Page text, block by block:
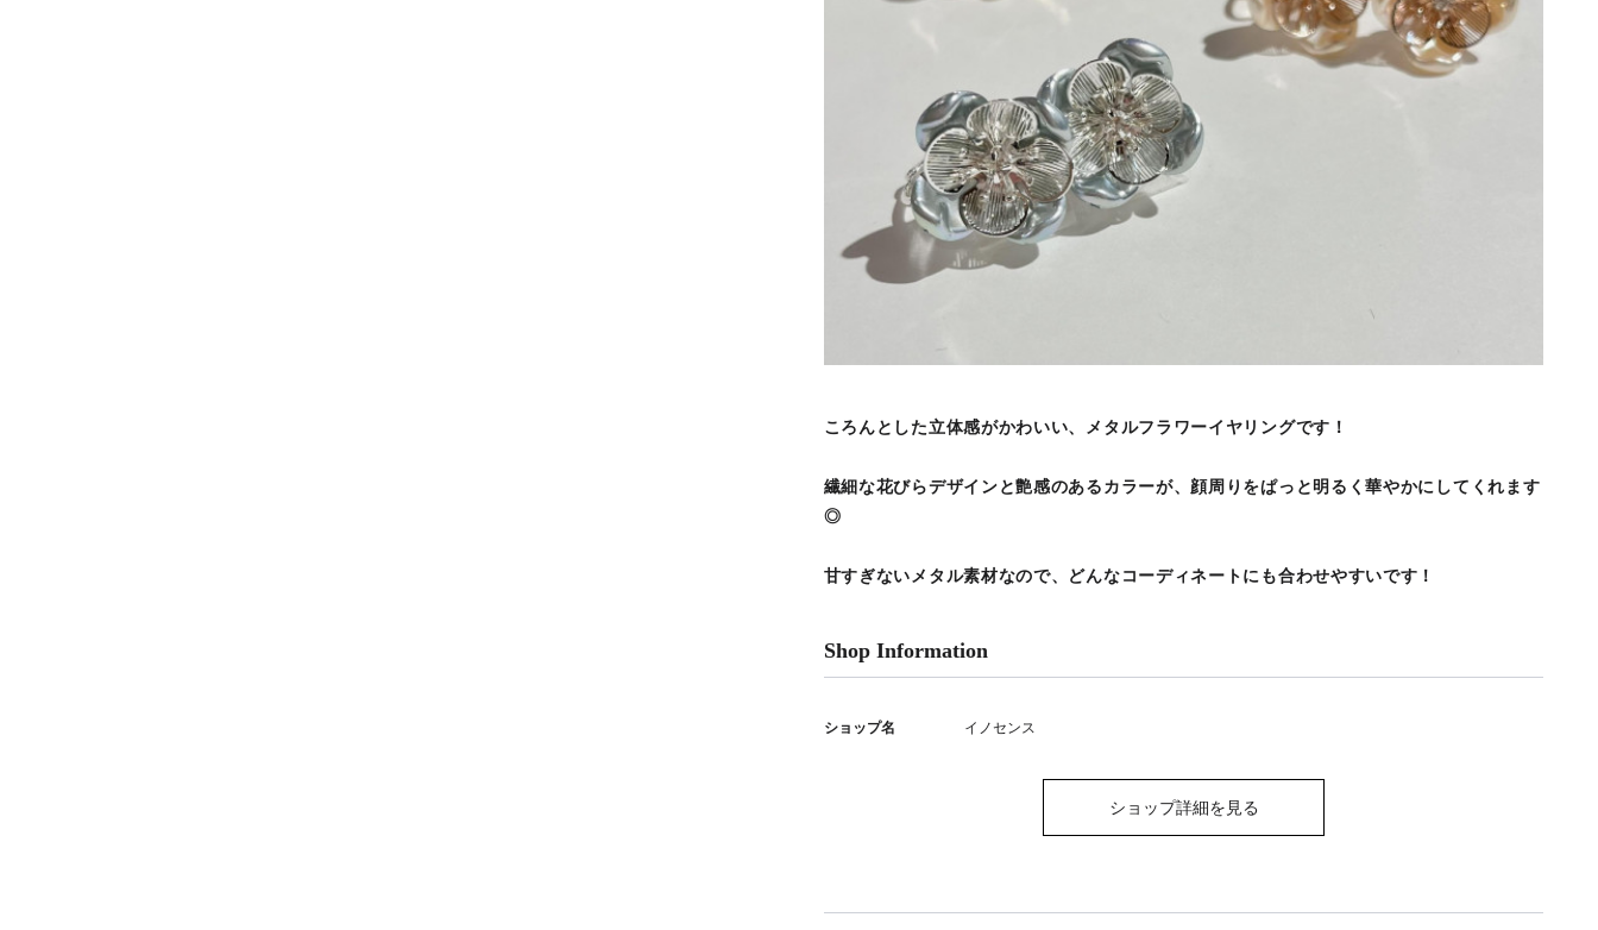
ころんとした立体感がかわいい、メタルフラワーイヤリングです！
繊細な花びらデザインと艶感のあるカラーが、顔周りをぱっと明るく華やかにしてくれます
◎
甘すぎないメタル素材なので、どんなコーディネートにも合わせやすいです！
Shop Information
ショップ名 イノセンス
ショップ詳細を見る